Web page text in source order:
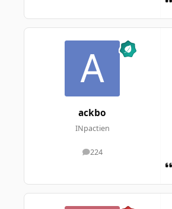
ackbo
INpactien
224
messages